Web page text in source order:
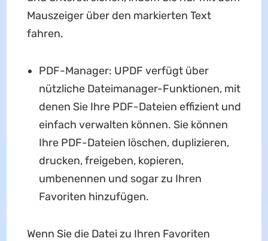
Mauszeiger über den markierten Text
fahren.
PDF-Manager: UPDF verfügt über
nützliche Dateimanager-Funktionen, mit
denen Sie Ihre PDF-Dateien effizient und
einfach verwalten können. Sie können
Ihre PDF-Dateien löschen, duplizieren,
drucken, freigeben, kopieren,
umbenennen und sogar zu Ihren
Favoriten hinzufügen.
Wenn Sie die Datei zu Ihren Favoriten